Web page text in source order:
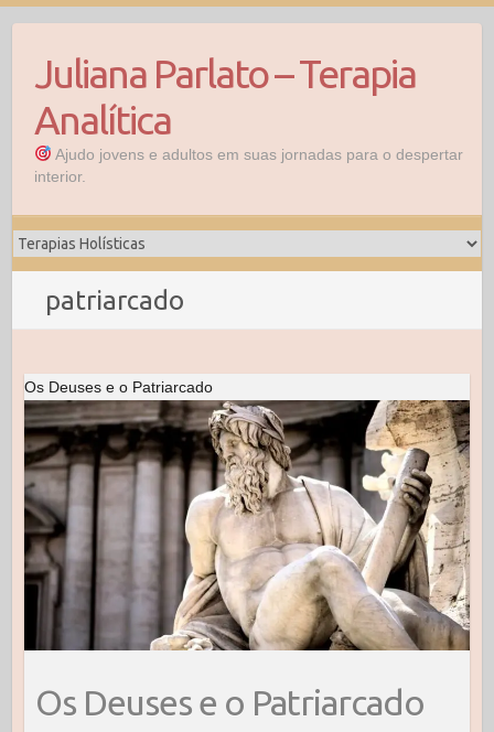
Juliana Parlato – Terapia
Analítica
Ajudo jovens e adultos em suas jornadas para o despertar
interior.
patriarcado
Os Deuses e o Patriarcado
Os Deuses e o Patriarcado